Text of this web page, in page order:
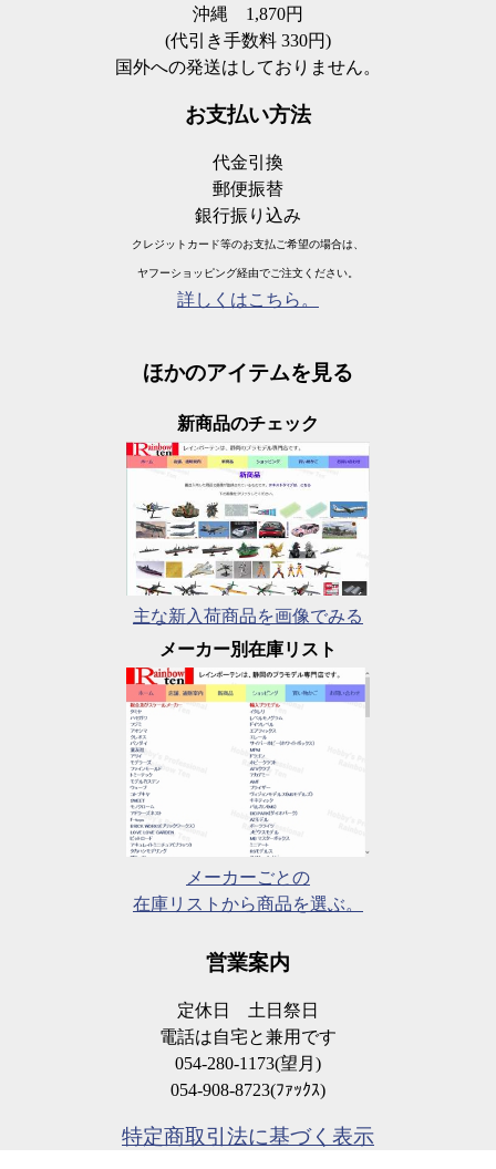
沖縄 1,870円
(代引き手数料 330円)
国外への発送はしておりません。
お支払い方法
代金引換
郵便振替
銀行振り込み
クレジットカード等のお支払ご希望の場合は、
ヤフーショッピング経由でご注文ください。
詳しくはこちら。
ほかのアイテムを見る
新商品のチェック
主な新入荷商品を画像でみる
メーカー別在庫リスト
メーカーごとの
在庫リストから商品を選ぶ。
営業案内
定休日 土日祭日
電話は自宅と兼用です
054-280-1173(望月)
054-908-8723(ﾌｧｯｸｽ)
特定商取引法に基づく表示